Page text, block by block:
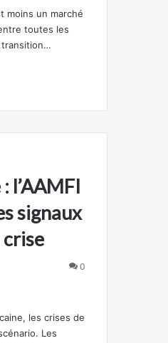
moins un marché
toutes les
transition…
l’AAMFI
signaux
0
les crises de
Les